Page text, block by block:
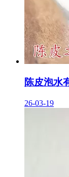
陈皮泡水
26-03-19